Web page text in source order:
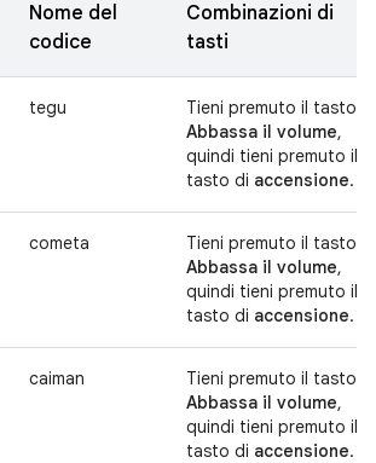
Nome del
codice
Combinazioni di
tasti
tegu
Tieni premuto il tasto
Abbassa il volume,
quindi tieni premuto il
tasto di accensione.
cometa
Tieni premuto il tasto
Abbassa il volume,
quindi tieni premuto il
tasto di accensione.
caiman
Tieni premuto il tasto
Abbassa il volume,
quindi tieni premuto il
tasto di accensione.